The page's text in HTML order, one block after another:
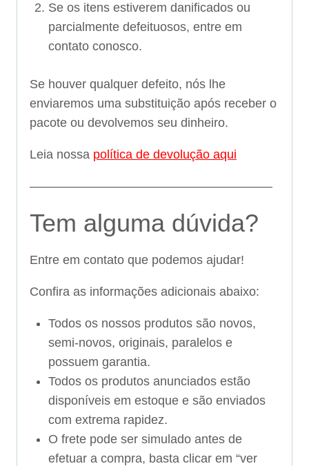
Se os itens estiverem danificados ou
parcialmente defeituosos, entre em
contato conosco.
Se houver qualquer defeito, nós lhe
enviaremos uma substituição após receber o
pacote ou devolvemos seu dinheiro.
Leia nossa política de devolução aqui
———————————————————–
Tem alguma dúvida?
Entre em contato que podemos ajudar!
Confira as informações adicionais abaixo:
Todos os nossos produtos são novos,
semi-novos, originais, paralelos e
possuem garantia.
Todos os produtos anunciados estão
disponíveis em estoque e são enviados
com extrema rapidez.
O frete pode ser simulado antes de
efetuar a compra, basta clicar em “ver